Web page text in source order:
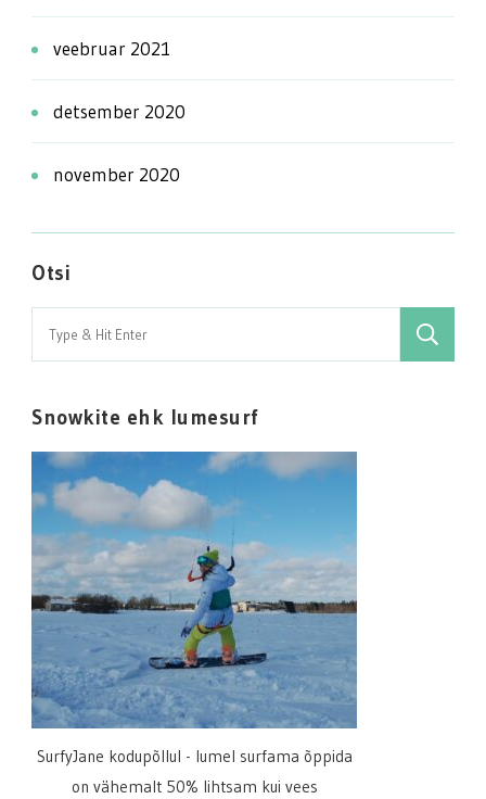
veebruar 2021
detsember 2020
november 2020
Otsi
Search
for:
Snowkite ehk lumesurf
SurfyJane kodupõllul - lumel surfama õppida
on vähemalt 50% lihtsam kui vees